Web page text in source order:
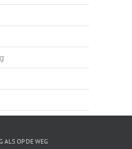
ALS OP DE WEG